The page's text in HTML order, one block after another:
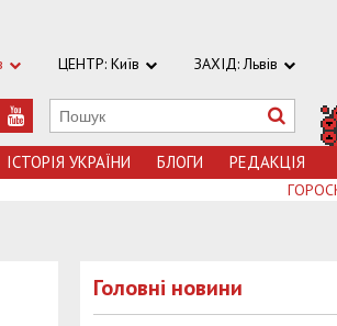
ЦЕНТР: Київ ЗАХІД: Львів
ІСТОРІЯ УКРАЇНИ БЛОГИ РЕДАКЦІЯ
Головні новини